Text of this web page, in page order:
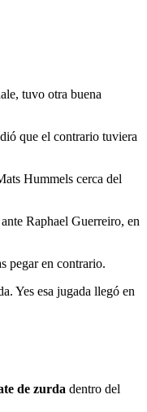
tuvo otra buena
que el contrario tuviera
Hummels cerca del
ante Raphael Guerreiro, en
pegar en contrario.
Yes esa jugada llegó en
de zurda dentro del